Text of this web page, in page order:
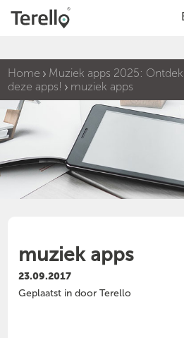
Home
Muziek apps 2025:
deze apps!
muziek apps
muziek apps
23.09.2017
Geplaatst in door Terello